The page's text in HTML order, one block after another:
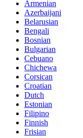
Armenian
Azerbaijani
Belarusian
Bengali
Bosnian
Bulgarian
Cebuano
Chichewa
Corsican
Croatian
Dutch
Estonian
Filipino
Finnish
Frisian